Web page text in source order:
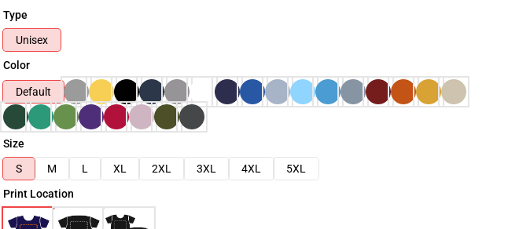
Type
Unisex
Color
Default
Size
S
M L XL 2XL 3XL 4XL
5XL
Print Location